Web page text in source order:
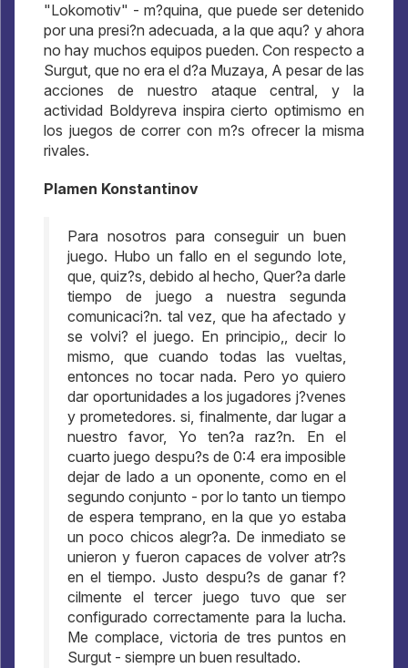
"Lokomotiv" - m?quina, que puede ser detenido
por una presi?n adecuada, a la que aqu? y ahora
no hay muchos equipos pueden. Con respecto a
Surgut, que no era el d?a Muzaya, A pesar de las
acciones de nuestro ataque central, y la
actividad Boldyreva inspira cierto optimismo en
los juegos de correr con m?s ofrecer la misma
rivales.
Plamen Konstantinov
Para nosotros para conseguir un buen
juego. Hubo un fallo en el segundo lote,
que, quiz?s, debido al hecho, Quer?a darle
tiempo de juego a nuestra segunda
comunicaci?n. tal vez, que ha afectado y
se volvi? el juego. En principio,, decir lo
mismo, que cuando todas las vueltas,
entonces no tocar nada. Pero yo quiero
dar oportunidades a los jugadores j?venes
y prometedores. si, finalmente, dar lugar a
nuestro favor, Yo ten?a raz?n. En el
cuarto juego despu?s de 0:4 era imposible
dejar de lado a un oponente, como en el
segundo conjunto - por lo tanto un tiempo
de espera temprano, en la que yo estaba
un poco chicos alegr?a. De inmediato se
unieron y fueron capaces de volver atr?s
en el tiempo. Justo despu?s de ganar f?
cilmente el tercer juego tuvo que ser
configurado correctamente para la lucha.
Me complace, victoria de tres puntos en
Surgut - siempre un buen resultado.